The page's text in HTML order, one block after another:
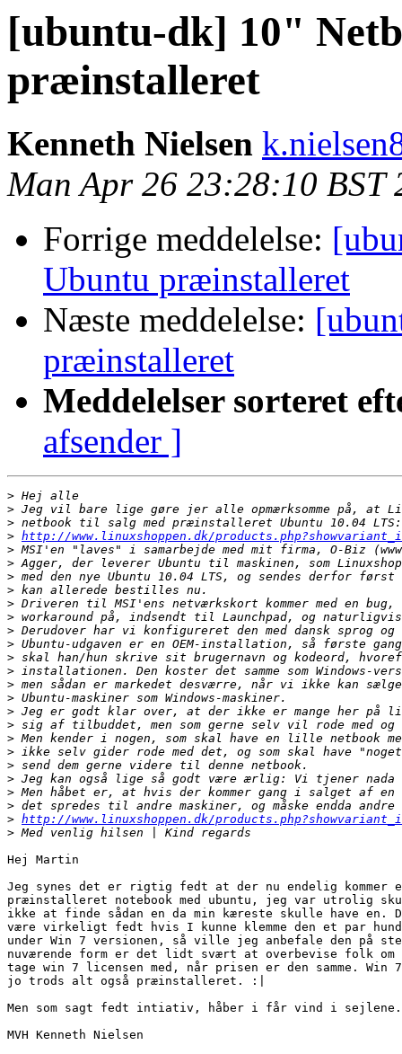
[ubuntu-dk] 10"
præinstalleret
Kenneth Nielsen
Man Apr 26 23:28:10 BST
Forrige meddelelse:
Ubuntu præinstalleret
Næste meddelelse:
præinstalleret
Meddelelser sorteret
afsender ]
>
>
>
> http://www.linuxshoppen.dk/
>
>
>
>
>
>
>
>
>
>
>
>
>
>
>
>
>
>
>
>
> http://www.linuxshoppen.dk/
>
Hej Martin
Jeg synes det er rigtig fedt at der nu endelig kommer
præinstalleret notebook med ubuntu, jeg var utrolig
ikke at finde sådan en da min kæreste skulle have en.
være virkeligt fedt hvis I kunne klemme den et par
under Win 7 versionen, så ville jeg anbefale den på
nuværende form er det lidt svært at overbevise folk om
tage win 7 licensen med, når prisen er den samme. Win 7
jo trods alt også præinstalleret. :|
Men som sagt fedt intiativ, håber i får vind i sejlene.
MVH Kenneth Nielsen